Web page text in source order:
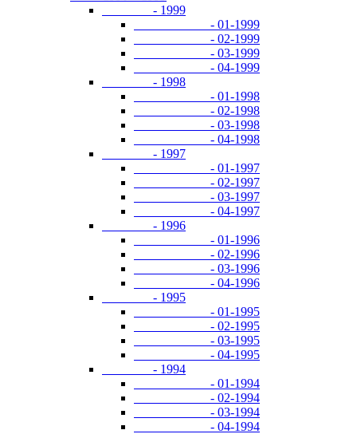
- 1999
- 01-1999
- 02-1999
- 03-1999
- 04-1999
- 1998
- 01-1998
- 02-1998
- 03-1998
- 04-1998
- 1997
- 01-1997
- 02-1997
- 03-1997
- 04-1997
- 1996
- 01-1996
- 02-1996
- 03-1996
- 04-1996
- 1995
- 01-1995
- 02-1995
- 03-1995
- 04-1995
- 1994
- 01-1994
- 02-1994
- 03-1994
- 04-1994